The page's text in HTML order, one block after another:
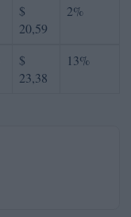
$
20,59
2%
$
23,38
13%